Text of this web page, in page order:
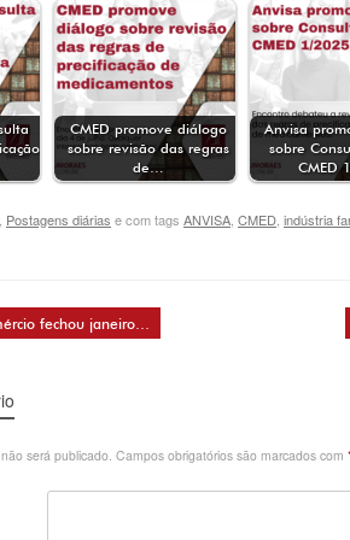
CMED promove diálogo
sobre revisão das regras
de…
Anvisa
sobre
CMED
Postagens diárias e com tags ANVISA CMED indústria
fechou janeiro…
será publicado. Campos obrigatórios são marcados com